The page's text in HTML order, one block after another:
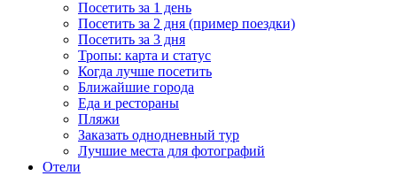
Посетить за 1 день
Посетить за 2 дня (пример поездки)
Посетить за 3 дня
Тропы: карта и статус
Когда лучше посетить
Ближайшие города
Еда и рестораны
Пляжи
Заказать однодневный тур
Лучшие места для фотографий
Отели